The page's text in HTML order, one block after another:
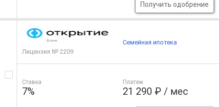
Получить одобрение
Лицензия № 2209
Ставка
7%
Платеж
21 290 ₽ / мес
Семейная ипотека